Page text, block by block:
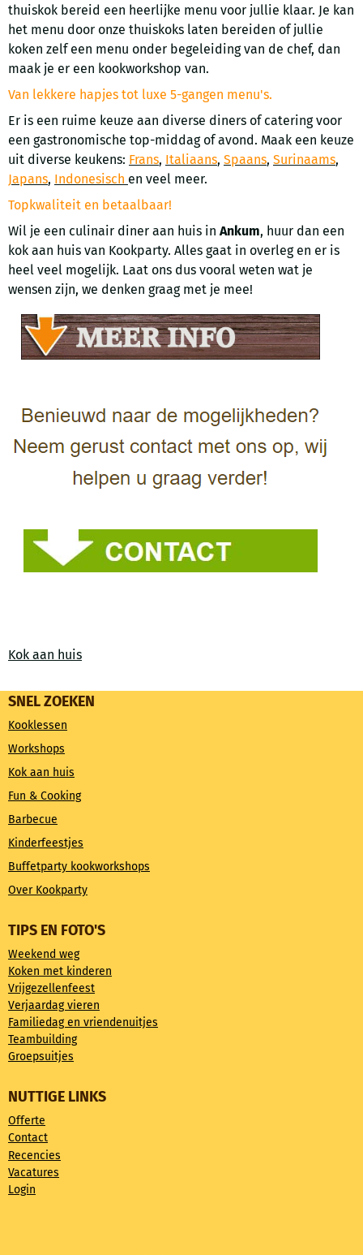
thuiskok bereid een heerlijke menu voor jullie klaar. Je kan
het menu door onze thuiskoks laten bereiden of jullie
koken zelf een menu onder begeleiding van de chef, dan
maak je er een kookworkshop van.
Van lekkere hapjes tot luxe 5-gangen menu's.
Er is een ruime keuze aan diverse diners of catering voor
een gastronomische top-middag of avond. Maak een keuze
uit diverse keukens: Frans, Italiaans, Spaans, Surinaams,
Japans, Indonesisch en veel meer.
Topkwaliteit en betaalbaar!
Wil je een culinair diner aan huis in Ankum, huur dan een
kok aan huis van Kookparty. Alles gaat in overleg en er is
heel veel mogelijk. Laat ons dus vooral weten wat je
wensen zijn, we denken graag met je mee!
Kok aan huis
SNEL ZOEKEN
Kooklessen
Workshops
Kok aan huis
Fun & Cooking
Barbecue
Kinderfeestjes
Buffetparty kookworkshops
Over Kookparty
TIPS EN FOTO'S
Weekend weg
Koken met kinderen
Vrijgezellenfeest
Verjaardag vieren
Familiedag en vriendenuitjes
Teambuilding
Groepsuitjes
NUTTIGE LINKS
Offerte
Contact
Recencies
Vacatures
Login